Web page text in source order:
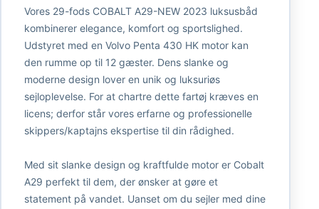
Vores 29-fods COBALT A29-NEW 2023 luksusbåd
kombinerer elegance, komfort og sportslighed.
Udstyret med en Volvo Penta 430 HK motor kan
den rumme op til 12 gæster. Dens slanke og
moderne design lover en unik og luksuriøs
sejloplevelse. For at chartre dette fartøj kræves en
licens; derfor står vores erfarne og professionelle
skippers/kaptajns ekspertise til din rådighed.
Med sit slanke design og kraftfulde motor er Cobalt
A29 perfekt til dem, der ønsker at gøre et
statement på vandet. Uanset om du sejler med dine